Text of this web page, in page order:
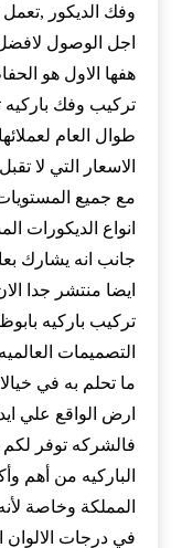
وفك الديكور
اجل الوصول
هفها الاول هو
تركيب وفك
طوال العام
الاسعار التي لا
مع جميع
انواع الديكورات
جانب انه يشارك
ايضا منتشر جدا
تركيب باركيه
التصميمات
ما تحلم به في
ارض الواقع علي
فالشركه توفر لكم
الباركيه من أهم
المملكة وخاصة
في درجات الالوان